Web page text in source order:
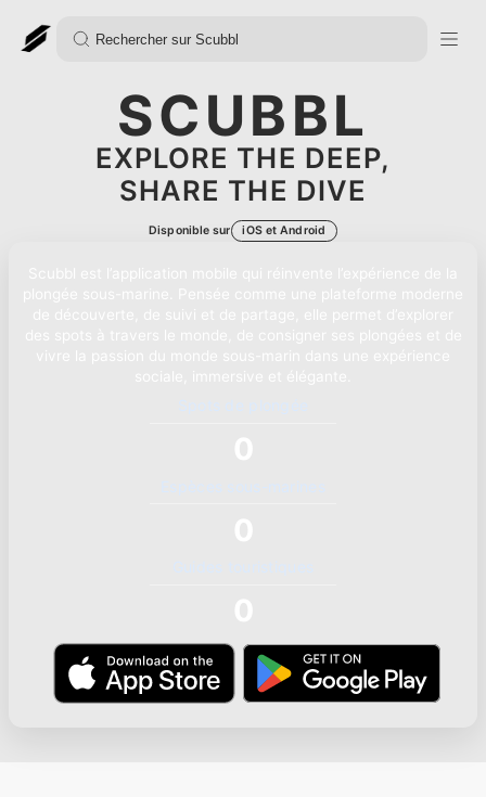
SCUBBL
EXPLORE THE DEEP,
SHARE THE DIVE
Disponible sur iOS et Android